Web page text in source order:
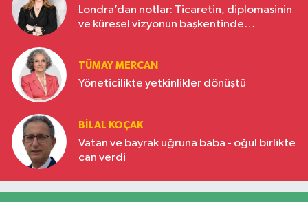
Londra’dan notlar: Ticaretin, diplomasinin
ve küresel vizyonun başkentinde
TÜMAY MERCAN
Yöneticilikte yetkinlikler dönüştü
BILAL KOÇAK
Vatan ve bayrak uğruna baba - oğul birlikte
can verdi